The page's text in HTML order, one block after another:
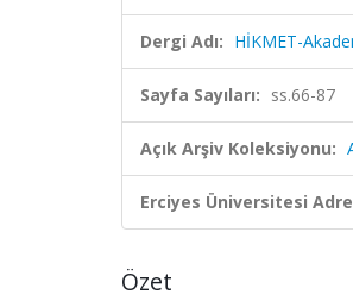
Dergi Adı: HİKMET-
Sayfa Sayıları: ss.66-87
Açık Arşiv Koleksiyonu:
Erciyes Üniversitesi
Özet